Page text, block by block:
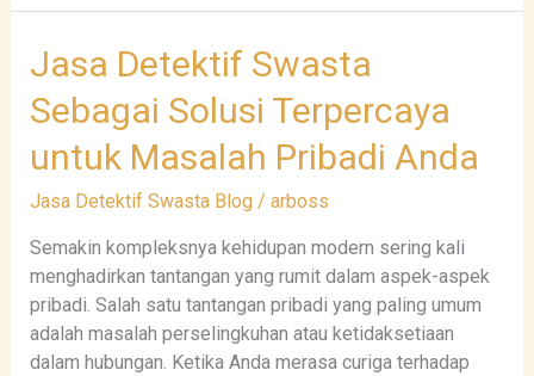
Jasa Detektif Swasta
Sebagai Solusi Terpercaya
untuk Masalah Pribadi Anda
Jasa Detektif Swasta Blog / arboss
Semakin kompleksnya kehidupan modern sering kali
menghadirkan tantangan yang rumit dalam aspek-aspek
pribadi. Salah satu tantangan pribadi yang paling umum
adalah masalah perselingkuhan atau ketidaksetiaan
dalam hubungan. Ketika Anda merasa curiga terhadap
Jasa
Detektif
Swasta
Solusi
Terpercaya
Masalah
Pribadi
Anda